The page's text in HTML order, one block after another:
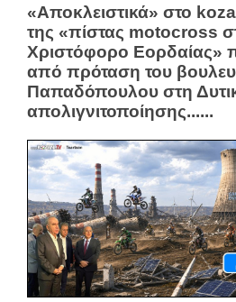
«Αποκλειστικά» στο
της «πίστας motocross
Χριστόφορο Εορδαίας»
από πρόταση του
Παπαδόπουλου στη
απολιγνιτοποίησης......